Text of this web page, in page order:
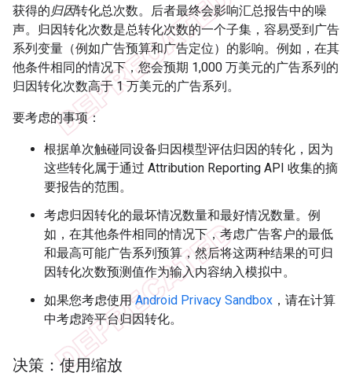
获得的归因转化总次数。后者最终会影响汇总报告中的噪
声。归因转化次数是总转化次数的一个子集，容易受到广告
系列变量（例如广告预算和广告定位）的影响。例如，在其
他条件相同的情况下，您会预期 1,000 万美元的广告系列的
归因转化次数高于 1 万美元的广告系列。
要考虑的事项：
根据单次触碰同设备归因模型评估归因的转化，因为
这些转化属于通过 Attribution Reporting API 收集的摘
要报告的范围。
考虑归因转化的最坏情况数量和最好情况数量。例
如，在其他条件相同的情况下，考虑广告客户的最低
和最高可能广告系列预算，然后将这两种结果的可归
因转化次数预测值作为输入内容纳入模拟中。
如果您考虑使用Android Privacy Sandbox ，请在计算
中考虑跨平台归因转化。
决策：使用缩放